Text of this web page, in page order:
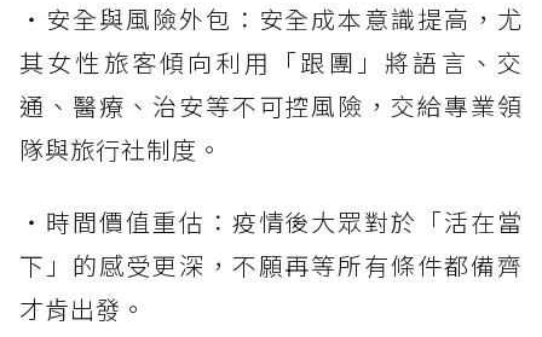
・安全與風險外包：安全成本意識提高，尤
其女性旅客傾向利用「跟團」將語言、交
通、醫療、治安等不可控風險，交給專業領
隊與旅行社制度。
・時間價值重估：疫情後大眾對於「活在當
下」的感受更深，不願再等所有條件都備齊
才肯出發。